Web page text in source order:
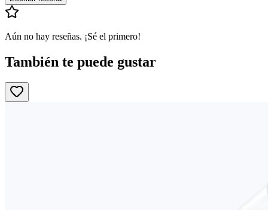
Aún no hay reseñas. ¡Sé el primero!
También te puede gustar